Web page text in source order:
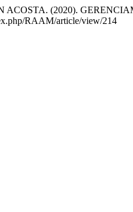
(2020).
RAAM/article/view/214